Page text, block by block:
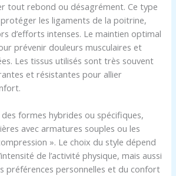
tout rebond ou désagrément. Ce type
les ligaments de la poitrine,
d’efforts intenses. Le maintien optimal
prévenir douleurs musculaires et
Les tissus utilisés sont très souvent
et résistantes pour allier
formes hybrides ou spécifiques,
avec armatures souples ou les
». Le choix du style dépend
de l’activité physique, mais aussi
préférences personnelles et du confort